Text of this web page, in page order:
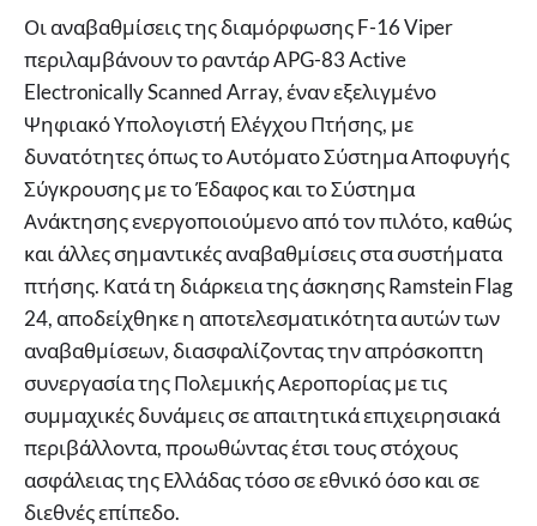
Οι αναβαθμίσεις της διαμόρφωσης F-16 Viper
περιλαμβάνουν το ραντάρ APG-83 Active
Electronically Scanned Array, έναν εξελιγμένο
Ψηφιακό Υπολογιστή Ελέγχου Πτήσης, με
δυνατότητες όπως το Αυτόματο Σύστημα Αποφυγής
Σύγκρουσης με το Έδαφος και το Σύστημα
Ανάκτησης ενεργοποιούμενο από τον πιλότο, καθώς
και άλλες σημαντικές αναβαθμίσεις στα συστήματα
πτήσης. Κατά τη διάρκεια της άσκησης Ramstein Flag
24, αποδείχθηκε η αποτελεσματικότητα αυτών των
αναβαθμίσεων, διασφαλίζοντας την απρόσκοπτη
συνεργασία της Πολεμικής Αεροπορίας με τις
συμμαχικές δυνάμεις σε απαιτητικά επιχειρησιακά
περιβάλλοντα, προωθώντας έτσι τους στόχους
ασφάλειας της Ελλάδας τόσο σε εθνικό όσο και σε
διεθνές επίπεδο.